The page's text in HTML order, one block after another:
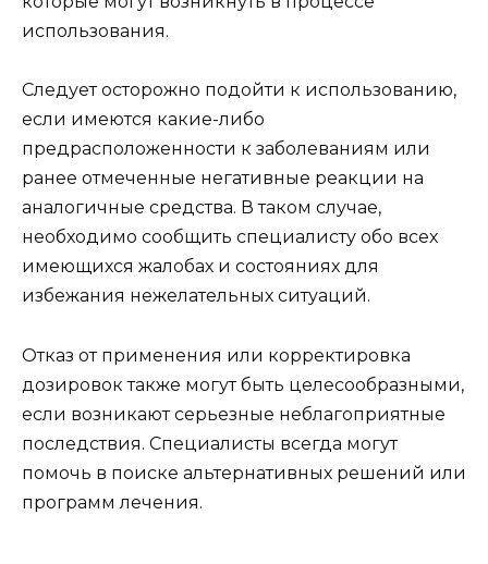
использования.
Следует осторожно подойти к использованию,
если имеются какие-либо
предрасположенности к заболеваниям или
ранее отмеченные негативные реакции на
аналогичные средства. В таком случае,
необходимо сообщить специалисту обо всех
имеющихся жалобах и состояниях для
избежания нежелательных ситуаций.
Отказ от применения или корректировка
дозировок также могут быть целесообразными,
если возникают серьезные неблагоприятные
последствия. Специалисты всегда могут
помочь в поиске альтернативных решений или
программ лечения.